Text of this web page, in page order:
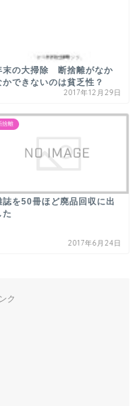
末の大掃除 断捨離がなか
かできないのは貧乏性？
2017年12月29日
捨離
誌を50冊ほど廃品回収に出
た
2017年6月24日
ク